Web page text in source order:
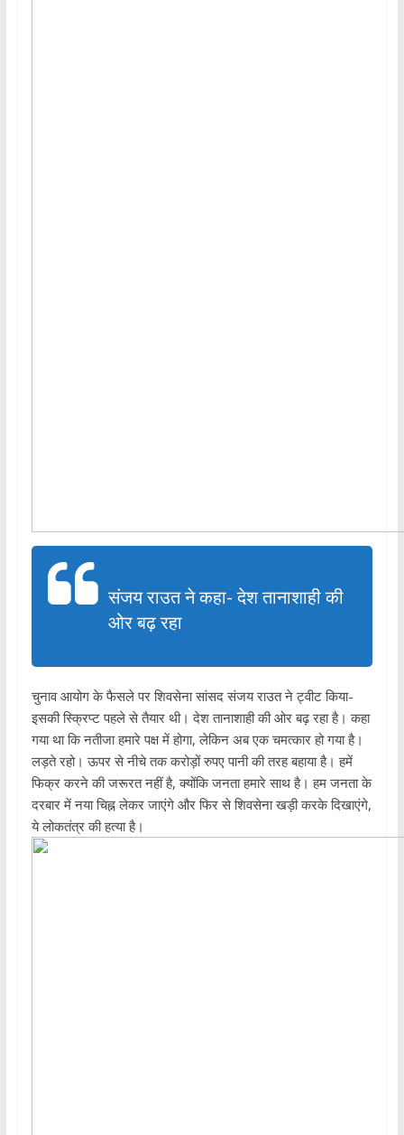
संजय राउत ने कहा- देश तानाशाही की
ओर बढ़ रहा
चुनाव आयोग के फैसले पर शिवसेना सांसद संजय राउत ने ट्वीट किया-
इसकी स्क्रिप्ट पहले से तैयार थी। देश तानाशाही की ओर बढ़ रहा है। कहा
गया था कि नतीजा हमारे पक्ष में होगा, लेकिन अब एक चमत्कार हो गया है।
लड़ते रहो। ऊपर से नीचे तक करोड़ों रुपए पानी की तरह बहाया है। हमें
फिक्र करने की जरूरत नहीं है, क्योंकि जनता हमारे साथ है। हम जनता के
दरबार में नया चिह्न लेकर जाएंगे और फिर से शिवसेना खड़ी करके दिखाएंगे,
ये लोकतंत्र की हत्या है।